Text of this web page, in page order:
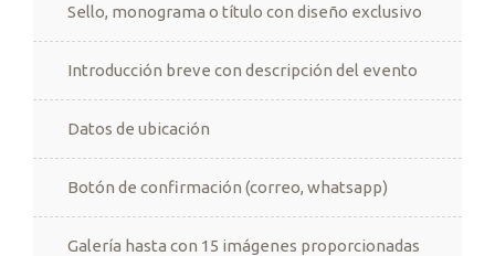
Sello, monograma o título con diseño exclusivo
Introducción breve con descripción del evento
Datos de ubicación
Botón de confirmación (correo, whatsapp)
Galería hasta con 15 imágenes proporcionadas